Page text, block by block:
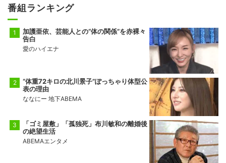
番組ランキング
加護亜依、芸能人との“体の関係”を赤裸々
告白
愛のハイエナ
“体重72キロの北川景子”ぽっちゃり体型公
表の理由
ななにー 地下ABEMA
「ゴミ屋敷」「孤独死」布川敏和の離婚後
の絶望生活
ABEMAエンタメ